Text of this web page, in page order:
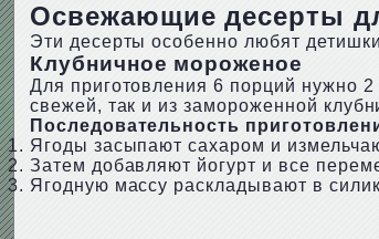
Освежающие десерты
Эти десерты особенно любят
Клубничное мороженое
Для приготовления 6 порций нужно
свежей, так и из замороженной
Последовательность
Ягоды засыпают сахаром и
Затем добавляют йогурт и все
Ягодную массу раскладывают в